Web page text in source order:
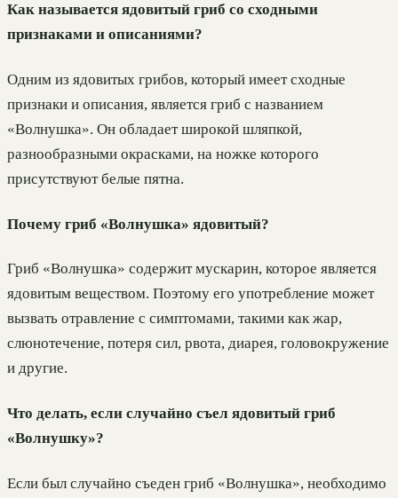
Как называется ядовитый гриб со сходными
признаками и описаниями?
Одним из ядовитых грибов, который имеет сходные
признаки и описания, является гриб с названием
«Волнушка». Он обладает широкой шляпкой,
разнообразными окрасками, на ножке которого
присутствуют белые пятна.
Почему гриб «Волнушка» ядовитый?
Гриб «Волнушка» содержит мускарин, которое является
ядовитым веществом. Поэтому его употребление может
вызвать отравление с симптомами, такими как жар,
слюнотечение, потеря сил, рвота, диарея, головокружение
и другие.
Что делать, если случайно съел ядовитый гриб
«Волнушку»?
Если был случайно съеден гриб «Волнушка», необходимо